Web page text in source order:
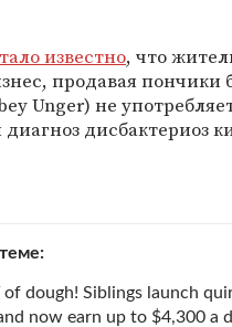
известно, что
продавая пончики
Unger) не
дисбактериоз
of dough! Siblings launch
now earn up to $4,300 a